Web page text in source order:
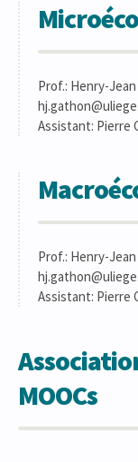
Prof.: Henry-Jean
Assistant: Pierre
Prof.: Henry-Jean
Assistant: Pierre
MOOCs